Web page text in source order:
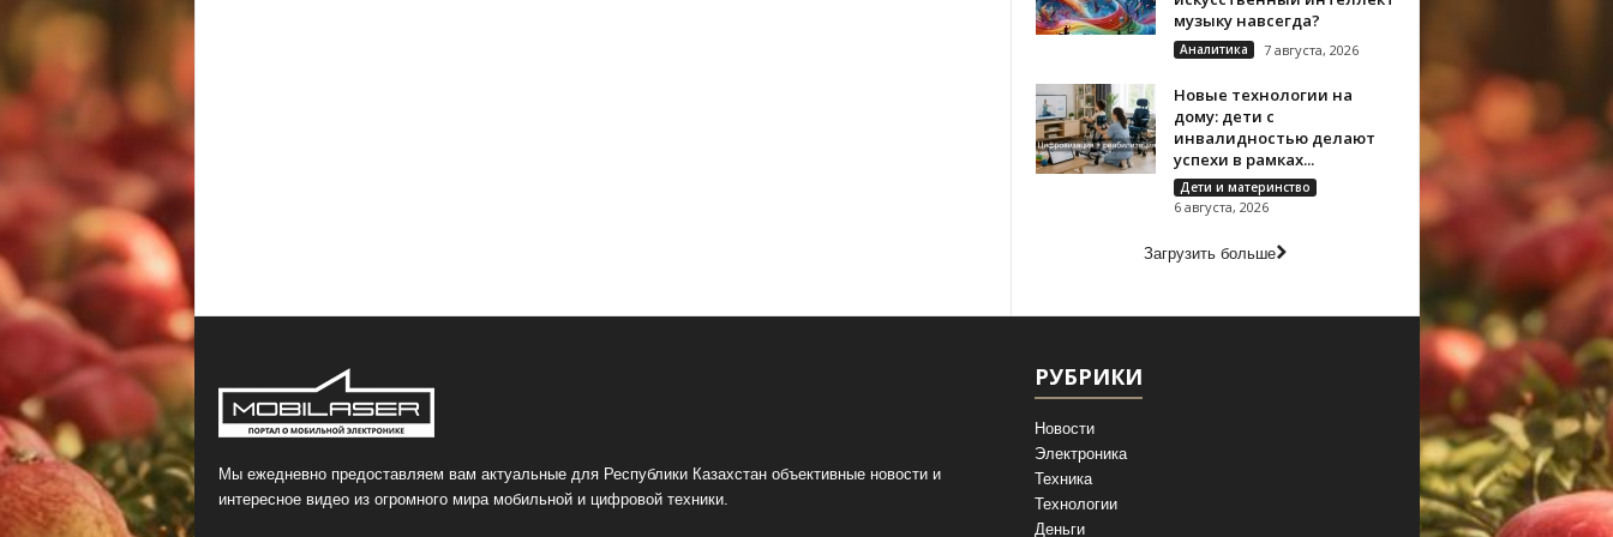
музыку навсегда?
Аналитика 7 августа, 2026
Новые технологии на
дому: дети с
инвалидностью делают
успехи в рамках...
Дети и материнство
6 августа, 2026
Загрузить больше
Мы ежедневно предоставляем вам актуальные для Республики Казахстан объективные новости и
интересное видео из огромного мира мобильной и цифровой техники.
РУБРИКИ
Новости
Электроника
Техника
Технологии
Деньги